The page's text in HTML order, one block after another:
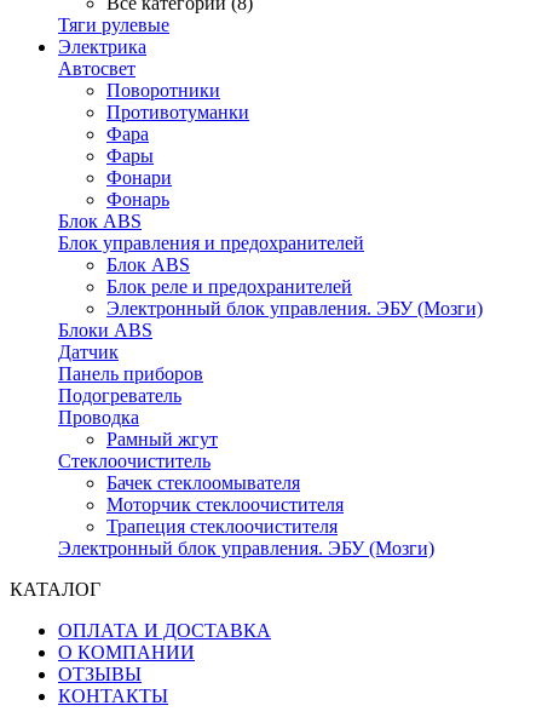
Тяги рулевые
Электрика
Автосвет
Поворотники
Противотуманки
Фара
Фары
Фонари
Фонарь
Блок ABS
Блок управления и предохранителей
Блок ABS
Блок реле и предохранителей
Электронный блок управления. ЭБУ (Мозги)
Блоки ABS
Датчик
Панель приборов
Подогреватель
Проводка
Рамный жгут
Стеклоочиститель
Бачек стеклоомывателя
Моторчик стеклоочистителя
Трапеция стеклоочистителя
Электронный блок управления. ЭБУ (Мозги)
КАТАЛОГ
ОПЛАТА И ДОСТАВКА
О КОМПАНИИ
ОТЗЫВЫ
КОНТАКТЫ